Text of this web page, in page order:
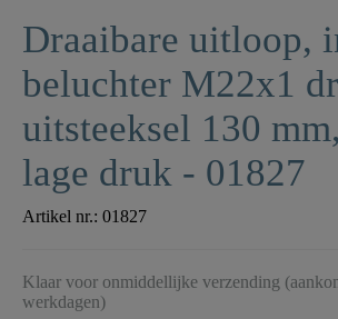
Draaibare uitloop,
beluchter M22x1
uitsteeksel 130
lage druk - 01827
Artikel nr.: 01827
Klaar voor onmiddellijke verzending
werkdagen)